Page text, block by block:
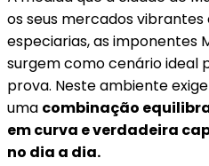
os seus mercados vibrantes
especiarias, as imponentes
surgem como cenário ideal
prova. Neste ambiente
uma combinação
em curva e verdadeira
no dia a dia.